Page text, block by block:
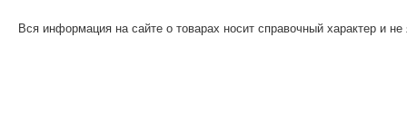
Вся информация на сайте о товарах носит справочный характер и